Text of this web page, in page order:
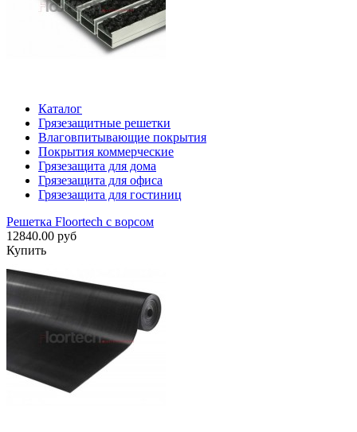
Каталог
Грязезащитные решетки
Влаговпитывающие покрытия
Покрытия коммерческие
Грязезащита для дома
Грязезащита для офиса
Грязезащита для гостиниц
Решетка Floortech с ворсом
12840.00 руб
Купить